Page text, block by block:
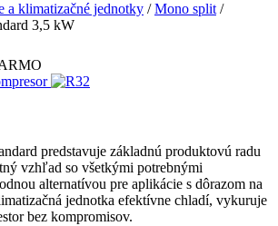
a klimatizačné jednotky /Mono split /
3,5 kW
predstavuje základnú produktovú radu
vzhľad so všetkými potrebnými
alternatívou pre aplikácie s dôrazom na
jednotka efektívne chladí, vykuruje
bez kompromisov.